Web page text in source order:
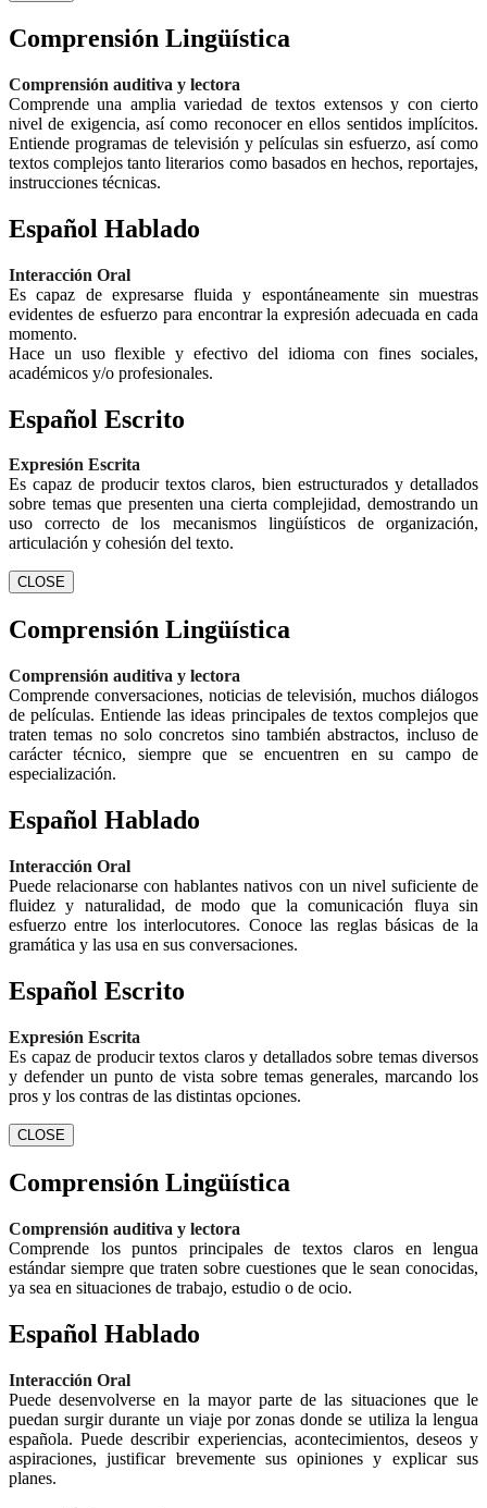
Comprensión Lingüística
Comprensión auditiva y lectora
Comprende una amplia variedad de textos extensos y con cierto
nivel de exigencia, así como reconocer en ellos sentidos implícitos.
Entiende programas de televisión y películas sin esfuerzo, así como
textos complejos tanto literarios como basados en hechos, reportajes,
instrucciones técnicas.
Español Hablado
Interacción Oral
Es capaz de expresarse fluida y espontáneamente sin muestras
evidentes de esfuerzo para encontrar la expresión adecuada en cada
momento.
Hace un uso flexible y efectivo del idioma con fines sociales,
académicos y/o profesionales.
Español Escrito
Expresión Escrita
Es capaz de producir textos claros, bien estructurados y detallados
sobre temas que presenten una cierta complejidad, demostrando un
uso correcto de los mecanismos lingüísticos de organización,
articulación y cohesión del texto.
CLOSE
Comprensión Lingüística
Comprensión auditiva y lectora
Comprende conversaciones, noticias de televisión, muchos diálogos
de películas. Entiende las ideas principales de textos complejos que
traten temas no solo concretos sino también abstractos, incluso de
carácter técnico, siempre que se encuentren en su campo de
especialización.
Español Hablado
Interacción Oral
Puede relacionarse con hablantes nativos con un nivel suficiente de
fluidez y naturalidad, de modo que la comunicación fluya sin
esfuerzo entre los interlocutores. Conoce las reglas básicas de la
gramática y las usa en sus conversaciones.
Español Escrito
Expresión Escrita
Es capaz de producir textos claros y detallados sobre temas diversos
y defender un punto de vista sobre temas generales, marcando los
pros y los contras de las distintas opciones.
CLOSE
Comprensión Lingüística
Comprensión auditiva y lectora
Comprende los puntos principales de textos claros en lengua
estándar siempre que traten sobre cuestiones que le sean conocidas,
ya sea en situaciones de trabajo, estudio o de ocio.
Español Hablado
Interacción Oral
Puede desenvolverse en la mayor parte de las situaciones que le
puedan surgir durante un viaje por zonas donde se utiliza la lengua
española.Puededescribir experiencias, acontecimientos, deseos y
aspiraciones, justificar brevemente sus opiniones y explicar sus
planes.